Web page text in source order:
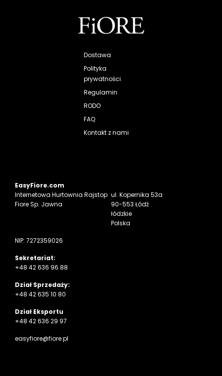
Dostawa
Polityka
prywatności
Regulamin
RODO
FAQ
Kontakt z nami
EasyFiore.com
Internetowa Hurtownia Rajstop
Fiore Sp. Jawna
ul. Kopernika 53a
90-553 Łódź
łódzkie
Polska
NIP: 7272359026
Sekretariat:
+48 42 636 96 88
Dział Sprzedaży:
+48 42 635 10 80
Dział Eksportu
+48 42 636 29 97
easyfiore@fiore.pl